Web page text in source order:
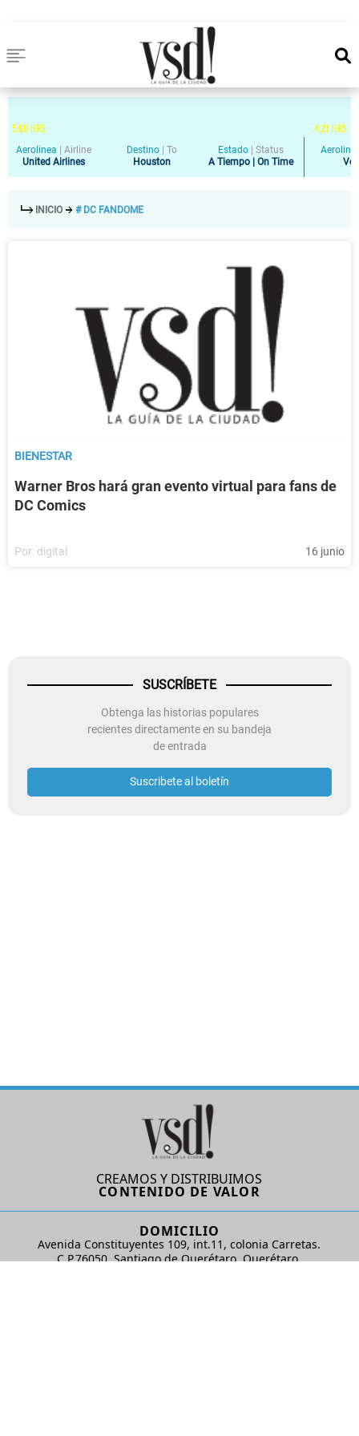
5:00HRS 4:21 HRS
Aerolinea
Airline
United Airlines
Destino
To
Houston
Estado
Status
A Tiempo | On Time
INICIO # DC FANDOME
BIENESTAR
Warner Bros hará gran evento virtual para fans de
DC Comics
Por: digital 16 junio
SUSCRÍBETE
Obtenga las historias populares
recientes directamente en su bandeja
de entrada
Suscribete al boletín
CREAMOS Y DISTRIBUIMOS
CONTENIDO DE VALOR
DOMICILIO
Avenida Constituyentes 109, int.11, colonia Carretas.
C.P.76050. Santiago de Querétaro, Querétaro.